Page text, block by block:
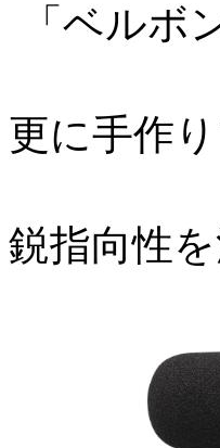
「ベルボ
更に手作
鋭指向性